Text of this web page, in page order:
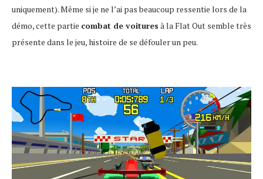
uniquement). Même si je ne l’ai pas beaucoup ressentie lors de la
démo, cette partie combat de voitures à la Flat Out semble très
présente dans le jeu, histoire de se défouler un peu.